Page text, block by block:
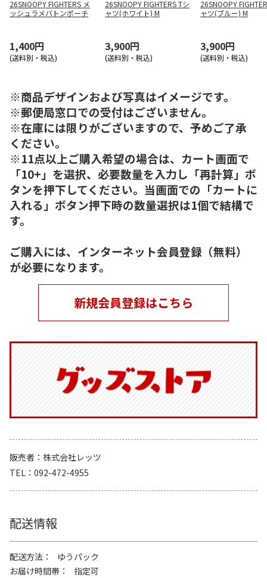
26SNOOPY FIGHTERS メ
ッシュラメバトンポーチ
1,400円
(送料別・税込)
26SNOOPY FIGHTERS Tシ
ャツ(ホワイト) M
3,900円
(送料別・税込)
26SNOOPY
ャツ(ブルー) M
3,900円
(送料別・税込)
※商品デザインおよび写真はイメージです。
※郵便局窓口での受付はございません。
※在庫には限りがございますので、予めご了承
ください。
※11点以上ご購入希望の場合は、カート画面で
「10+」を選択、必要数量を入力し「再計算」ボ
タンを押下してください。当画面での「カートに
入れる」ボタン押下時の数量選択は1個で結構で
す。
ご購入には、インターネット会員登録（無料）
が必要になります。
新規会員登録はこちら
販売者
株式会社レッツ
TEL
092-472-4955
配送情報
配送方法
ゆうパック
お届け時間帯
指定可